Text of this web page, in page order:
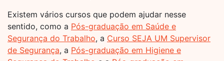
Existem vários cursos que podem ajudar nesse
sentido, como a Pós-graduação em Saúde e
Segurança do Trabalho, a Curso SEJA UM Supervisor
de Segurança, a Pós-graduação em Higiene e